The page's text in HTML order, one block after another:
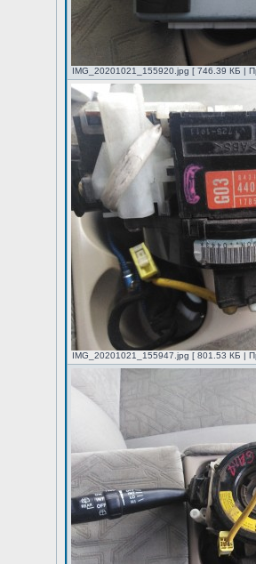
IMG_20201021_155920.jpg [ 746.39 КБ |
IMG_20201021_155947.jpg [ 801.53 КБ |